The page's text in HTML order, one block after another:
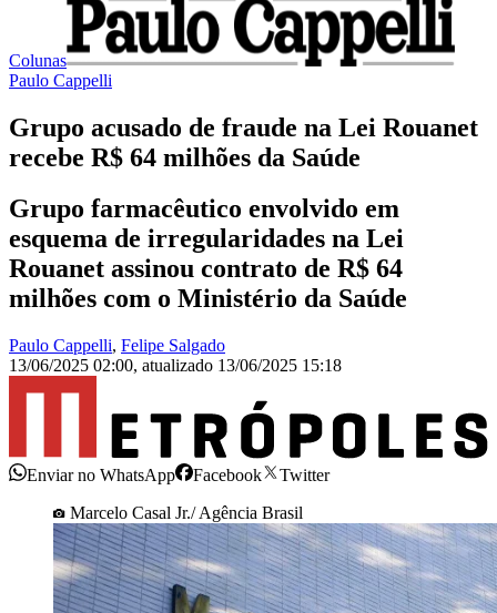
Colunas
Paulo Cappelli
Grupo acusado de fraude na Lei Rouanet
recebe R$ 64 milhões da Saúde
Grupo farmacêutico envolvido em
esquema de irregularidades na Lei
Rouanet assinou contrato de R$ 64
milhões com o Ministério da Saúde
Paulo Cappelli, Felipe Salgado
13/06/2025 02:00, atualizado 13/06/2025 15:18
Enviar no WhatsApp Facebook
Twitter
Marcelo Casal Jr./ Agência Brasil